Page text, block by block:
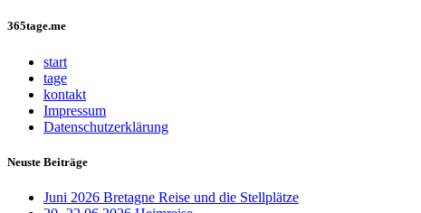
365tage.me
start
tage
kontakt
Impressum
Datenschutzerklärung
Neuste Beiträge
Juni 2026 Bretagne Reise und die Stellplätze